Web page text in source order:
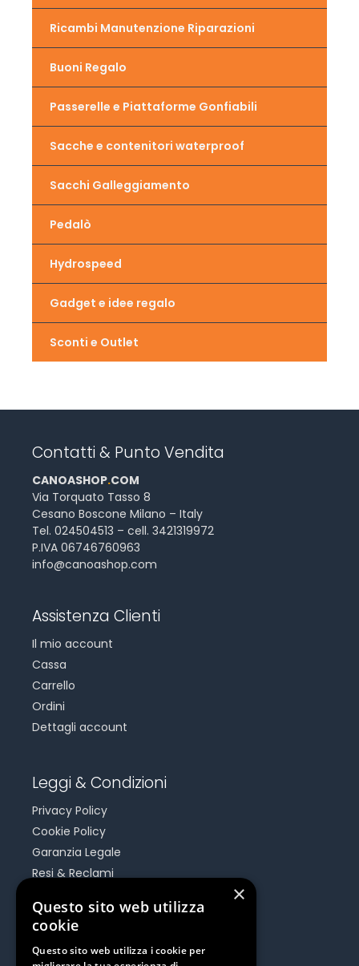
Ricambi Manutenzione Riparazioni
Buoni Regalo
Passerelle e Piattaforme Gonfiabili
Sacche e contenitori waterproof
Sacchi Galleggiamento
Pedalò
Hydrospeed
Gadget e idee regalo
Sconti e Outlet
Contatti & Punto Vendita
CANOASHOP.COM
Via Torquato Tasso 8
Cesano Boscone Milano – Italy
Tel. 024504513 – cell. 3421319972
P.IVA 06746760963
info@canoashop.com
Assistenza Clienti
Il mio account
Cassa
Carrello
Ordini
Dettagli account
Leggi & Condizioni
Privacy Policy
Cookie Policy
Garanzia Legale
Resi & Reclami
Be Social
×
Questo sito web utilizza
cookie
Questo sito web utilizza i cookie per